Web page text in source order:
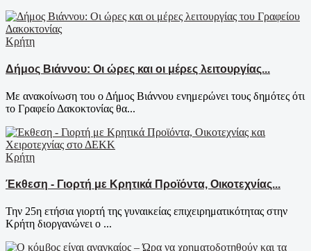
Κρήτη
Δήμος Βιάννου: Οι ώρες και οι μέρες λειτουργίας...
Με ανακοίνωση του ο Δήμος Βιάννου ενημερώνει τους δημότες ότι
το Γραφείο Δακοκτονίας θα...
Κρήτη
Έκθεση - Γιορτή με Κρητικά Προϊόντα, Οικοτεχνίας...
Την 25η ετήσια γιορτή της γυναικείας επιχειρηματικότητας στην
Κρήτη διοργανώνει ο ...